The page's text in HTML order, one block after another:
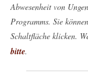
Abwesenheit von
Programms. Sie
Schaltfläche klicken.
bitte.